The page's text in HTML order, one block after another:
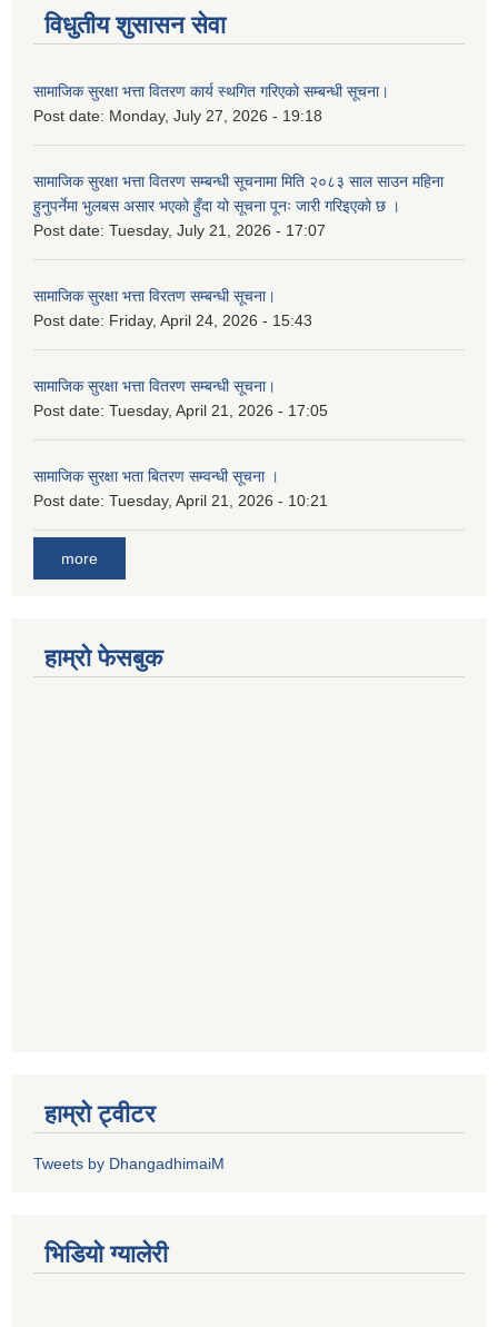
विधुतीय शुसासन सेवा
सामाजिक सुरक्षा भत्ता वितरण कार्य स्थगित गरिएको सम्बन्धी सूचना।
Post date: Monday, July 27, 2026 - 19:18
सामाजिक सुरक्षा भत्ता वितरण सम्बन्धी सूचनामा मिति २०८३ साल साउन महिना
हुनुपर्नेमा भुलबस असार भएको हुँदा यो सूचना पूनः जारी गरिइएको छ ।
Post date: Tuesday, July 21, 2026 - 17:07
सामाजिक सुरक्षा भत्ता विरतण सम्बन्धी सूचना।
Post date: Friday, April 24, 2026 - 15:43
सामाजिक सुरक्षा भत्ता वितरण सम्‍बन्धी सूचना।
Post date: Tuesday, April 21, 2026 - 17:05
सामाजिक सुरक्षा भता बितरण सम्वन्धी सूचना ।
Post date: Tuesday, April 21, 2026 - 10:21
more
हाम्रो फेसबुक
हाम्रो ट्वीटर
Tweets by DhangadhimaiM
भिडियाे ग्यालेरी